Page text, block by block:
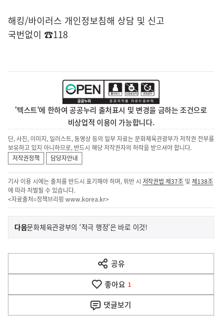
해킹/바이러스 개인정보침해 상담 및 신고
국번없이 ☎118
'텍스트'에 한하여 공공누리 출처표시 및 변경을 금하는 조건으로
비상업적 이용이 가능합니다.
단, 사진, 이미지, 일러스트, 동영상 등의 일부 자료는 문화체육관광부가 저작권 전부를
보유하고 있지 아니하므로, 반드시 해당 저작권자의 허락을 받으셔야 합니다.
저작권정책
담당자안내
기사 이용 시에는 출처를 반드시 표기해야 하며, 위반 시 저작권법 제37조 및제138조
에 따라 처벌될 수 있습니다.
<자료출처=정책브리핑 www.korea.kr>
이
전
다
음
다음기
문화체육관광부의 ‘적극 행정’은 바로 이것!
공유
열
기
좋아요 1
댓글보기